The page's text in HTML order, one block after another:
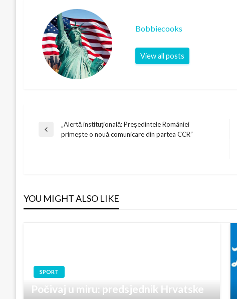
Bobbiecooks
View all posts
Post
Previous
„Alertă instituțională: Președintele României
primește o nouă comunicare din partea CCR”
YOU MIGHT ALSO LIKE
SPORT
Počivaj u miru: predsjednik Hrvatske